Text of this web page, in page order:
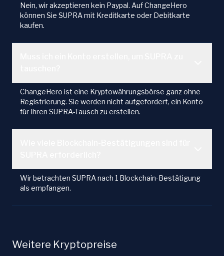
Nein, wir akzeptieren kein Paypal. Auf ChangeHero
können Sie SUPRA mit Kreditkarte oder Debitkarte
kaufen.
ChangeHero ist eine Kryptowährungsbörse ganz ohne
Registrierung. Sie werden nicht aufgefordert, ein Konto
für Ihren SUPRA-Tausch zu erstellen.
Wir betrachten SUPRA nach 1 Blockchain-Bestätigung
als empfangen.
Weitere Kryptopreise